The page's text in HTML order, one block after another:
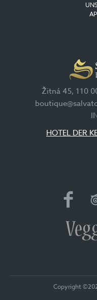
Žitná 45, 110
HOTEL DER
Copyright